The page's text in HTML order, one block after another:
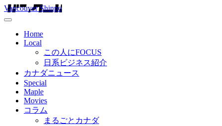
Vancouver Shinpo
Home
Local
この人にFOCUS
日系ビジネス紹介
カナダニュース
Special
Maple
Movies
コラム
まるごとカナダ